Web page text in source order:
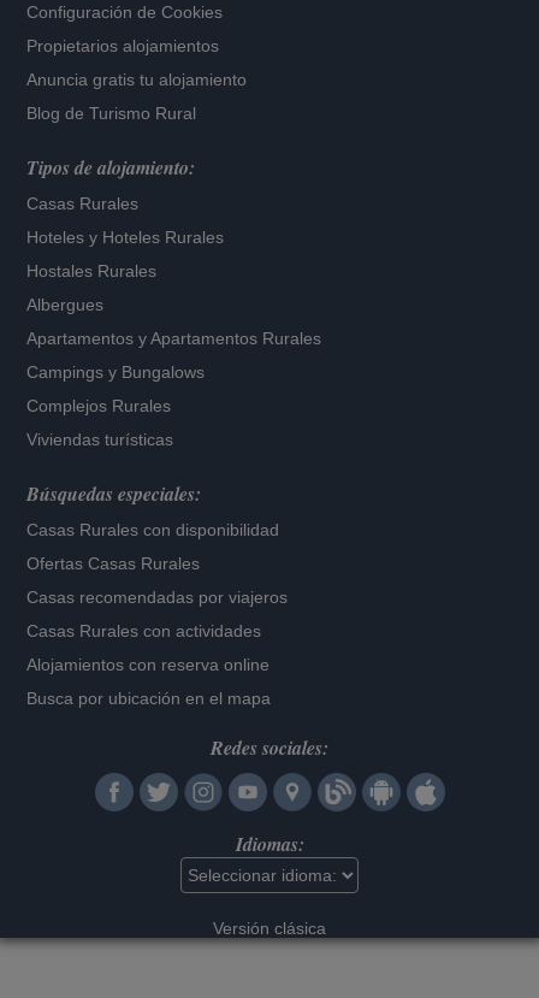
Configuración de Cookies
Propietarios alojamientos
Anuncia gratis tu alojamiento
Blog de Turismo Rural
Tipos de alojamiento:
Casas Rurales
Hoteles y Hoteles Rurales
Hostales Rurales
Albergues
Apartamentos yApartamentos Rurales
Campings y Bungalows
Complejos Rurales
Viviendas turísticas
Búsquedas especiales:
Casas Rurales con disponibilidad
Ofertas Casas Rurales
Casas recomendadas por viajeros
Casas Rurales con actividades
Alojamientos con reserva online
Busca por ubicación en el mapa
Redes sociales:
Idiomas:
Versión clásica